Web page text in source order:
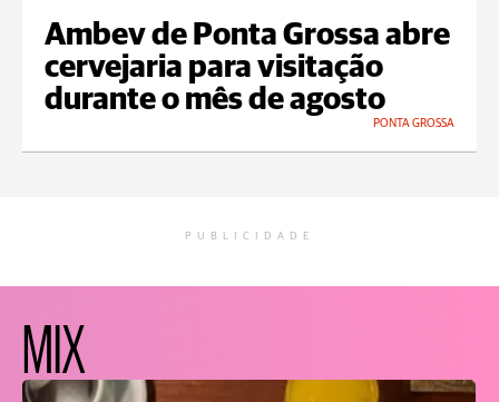
Ambev de Ponta Grossa abre
cervejaria para visitação
durante o mês de agosto
PONTA GROSSA
PUBLICIDADE
MIX